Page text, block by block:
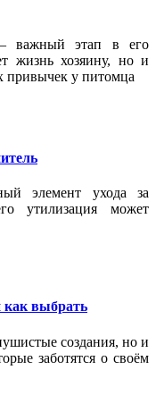
важный этап в его
жизнь хозяину, но и
привычек у питомца
элемент ухода за
утилизация может
как выбрать
создания, но и
заботятся о своём